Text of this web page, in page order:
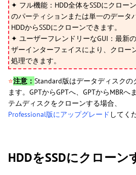
✦ フル機能：HDD全体をSSDにクロー
のパーティションまたは単一のデータ
HDDからSSDにクローンできます。
✦ ユーザーフレンドリーなGUI：最新
ザーインターフェイスにより、クロー
処理できます。
⭐注意： Standard版はデータディスク
ます。GPTからGPTへ、GPTからMBRへ
テムディスクをクローンする場合、
Professional版にアップグレード してく
HDDをSSDにクローン